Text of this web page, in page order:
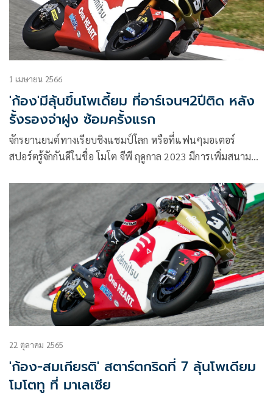
1 เมษายน 2566
'ก้อง'มีลุ้นขึ้นโพเดี้ยม ที่อาร์เจนฯ2ปีติด หลัง
รั้งรองจ่าฝูง ซ้อมครั้งแรก
จักรยานยนต์ทางเรียบชิงแชมป์โลก หรือที่แฟนๆมอเตอร์
สปอร์ตรู้จักกันดีในชื่อ โมโต จีพี ฤดูกาล 2023 มีการเพิ่มสนาม
สายตาแฟนๆ ไปแล้วเมื่อสัปดาห์ที่ผ่านมา สำหรับสนามที่ 2 ลุย
กันต่อทันทีกับรายการ กรังด์ปรีซ์ ออฟ อาร์เจนตินา วันที่31
มีนาคม-2เมษายน 2566
22 ตุลาคม 2565
'ก้อง-สมเกียรติ' สตาร์ตกริดที่ 7 ลุ้นโพเดียม
โมโตทู ที่ มาเลเซีย